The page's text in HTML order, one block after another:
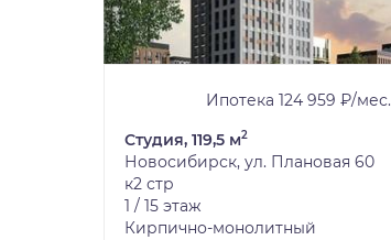
Ипотека 124 959 ₽/мес.
Студия, 119,5 м2
Новосибирск, ул. Плановая 60
к2 стр
1 / 15 этаж
Кирпично-монолитный